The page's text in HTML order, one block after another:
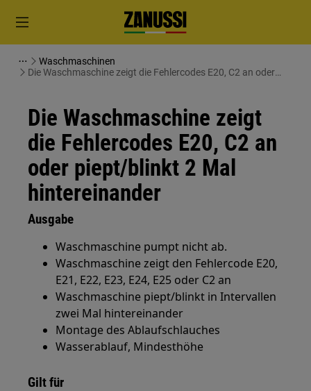
Waschmaschinen
Die Waschmaschine zeigt die Fehlercodes E20, C2 an oder
Die Waschmaschine zeigt
die Fehlercodes E20, C2 an
oder piept/blinkt 2 Mal
hintereinander
Ausgabe
Waschmaschine pumpt nicht ab.
Waschmaschine zeigt den Fehlercode E20,
E21, E22, E23, E24, E25 oder C2 an
Waschmaschine piept/blinkt in Intervallen
zwei Mal hintereinander
Montage des Ablaufschlauches
Wasserablauf, Mindesthöhe
Gilt für